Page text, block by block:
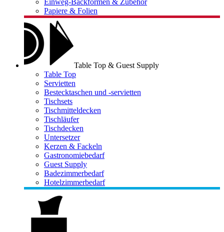
Einweg-Backformen & Zubehör
Papiere & Folien
Table Top & Guest Supply
Table Top
Servietten
Bestecktaschen und -servietten
Tischsets
Tischmitteldecken
Tischläufer
Tischdecken
Untersetzer
Kerzen & Fackeln
Gastronomiebedarf
Guest Supply
Badezimmerbedarf
Hotelzimmerbedarf